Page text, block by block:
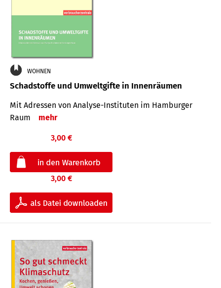
WOHNEN
Schadstoffe und Umweltgifte in Innenräumen
Mit Adressen von Analyse-Insti­tuten im Hamburger
Raum
mehr
3,00 €
3,00 €